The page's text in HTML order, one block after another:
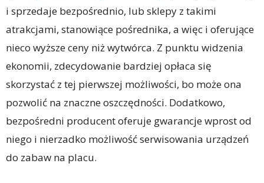
i sprzedaje bezpośrednio, lub sklepy z takimi
atrakcjami, stanowiące pośrednika, a więc i oferujące
nieco wyższe ceny niż wytwórca. Z punktu widzenia
ekonomii, zdecydowanie bardziej opłaca się
skorzystać z tej pierwszej możliwości, bo może ona
pozwolić na znaczne oszczędności. Dodatkowo,
bezpośredni producent oferuje gwarancje wprost od
niego i nierzadko możliwość serwisowania urządzeń
do zabaw na placu.